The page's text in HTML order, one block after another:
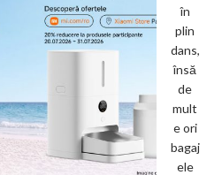
în
plin
dans,
însă
de
mult
e ori
bagaj
ele